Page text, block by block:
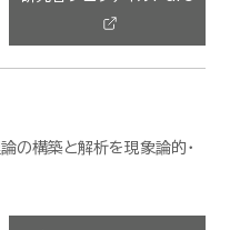
の構築と解析を現象論的・